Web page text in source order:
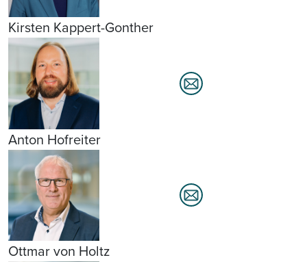
Kirsten Kappert-Gonther
Anton Hofreiter
Ottmar von Holtz